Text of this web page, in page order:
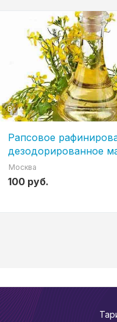
8
Рапсовое
дезодорированное
производителя
Москва
100 руб.